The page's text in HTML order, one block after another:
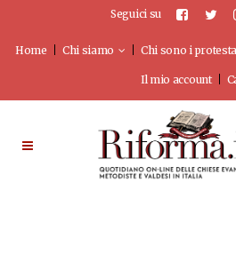
Seguici su
Home Chi siamo Chi sono i
Il mio account